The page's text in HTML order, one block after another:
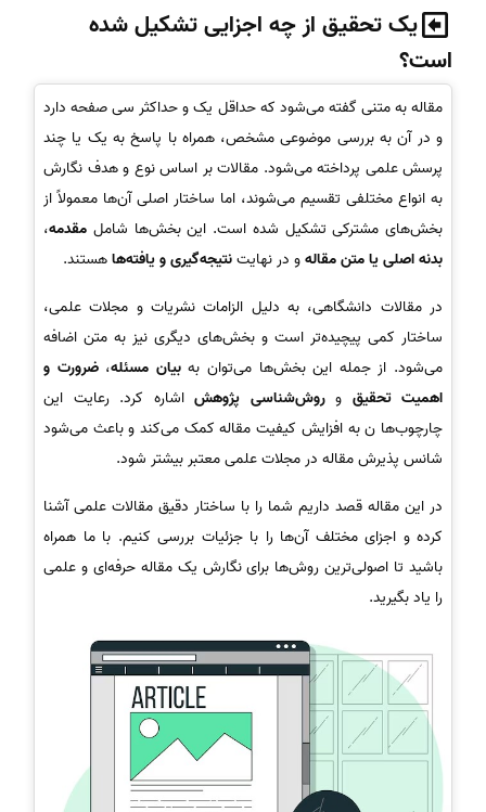
یک تحقیق از چه اجزایی تشکیل شده
است؟
مقاله به متنی گفته می‌شود که حداقل یک و حداکثر سی صفحه دارد
و در آن به بررسی موضوعی مشخص، همراه با پاسخ به یک یا چند
پرسش علمی پرداخته می‌شود. مقالات بر اساس نوع و هدف نگارش
به انواع مختلفی تقسیم می‌شوند، اما ساختار اصلی آن‌ها معمولاً از
بخش‌های مشترکی تشکیل شده است. این بخش‌ها شامل مقدمه،
بدنه اصلی یا متن مقالهو در نهایتنتیجه‌گیری و یافته‌هاهستند.
در مقالات دانشگاهی، به دلیل الزامات نشریات و مجلات علمی،
ساختار کمی پیچیده‌تر است و بخش‌های دیگری نیز به متن اضافه
می‌شود. از جمله این بخش‌ها می‌توان بهبیان مسئله،ضرورت و
اهمیت تحقیق وروش‌شناسی پژوهش اشاره کرد. رعایت این
چارچوب‌ها ن به افزایش کیفیت مقاله کمک می‌کند و باعث می‌شود
شانس پذیرش مقاله در مجلات علمی معتبر بیشتر شود.
در این مقاله قصد داریم شما را با ساختار دقیق مقالات علمی آشنا
کرده و اجزای مختلف آن‌ها را با جزئیات بررسی کنیم. با ما همراه
باشید تا اصولی‌ترین روش‌ها برای نگارش یک مقاله حرفه‌ای و علمی
را یاد بگیرید.